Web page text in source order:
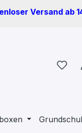
Versand ab
Du